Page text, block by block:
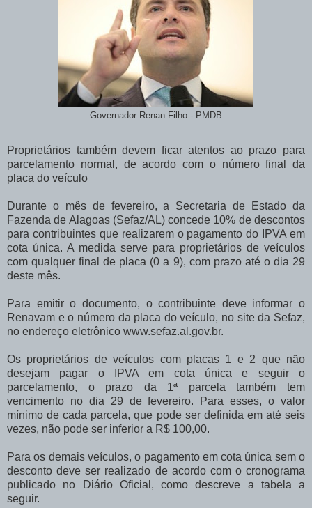
Governador Renan Filho - PMDB
Proprietários também devem ficar atentos ao prazo para
parcelamento normal, de acordo com o número final da
placa do veículo
Durante o mês de fevereiro, a Secretaria de Estado da
Fazenda de Alagoas (Sefaz/AL) concede 10% de descontos
para contribuintes que realizarem o pagamento do IPVA em
cota única. A medida serve para proprietários de veículos
com qualquer final de placa (0 a 9), com prazo até o dia 29
deste mês.
Para emitir o documento, o contribuinte deve informar o
Renavam e o número da placa do veículo, no site da Sefaz,
no endereço eletrônico www.sefaz.al.gov.br.
Os proprietários de veículos com placas 1 e 2 que não
desejam pagar o IPVA em cota única e seguir o
parcelamento, o prazo da 1ª parcela também tem
vencimento no dia 29 de fevereiro. Para esses, o valor
mínimo de cada parcela, que pode ser definida em até seis
vezes, não pode ser inferior a R$ 100,00.
Para os demais veículos, o pagamento em cota única sem o
desconto deve ser realizado de acordo com o cronograma
publicado no Diário Oficial, como descreve a tabela a
seguir.